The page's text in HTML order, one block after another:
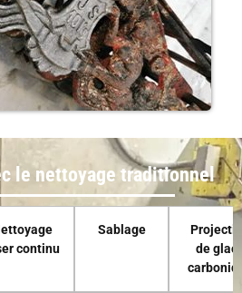
le nettoyage traditionnel
continu
Sablage
de